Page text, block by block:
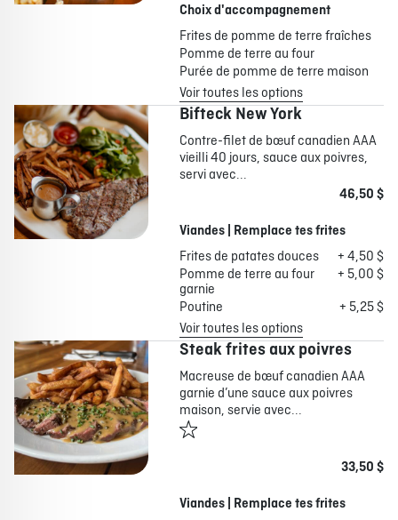
Choix d'accompagnement
Frites de pomme de terre fraîches
Pomme de terre au four
Purée de pomme de terre maison
Voir toutes les options
Bifteck New York
Contre-filet de bœuf canadien AAA
vieilli 40 jours, sauce aux poivres,
servi avec...
46,50 $
Viandes | Remplace tes frites
Frites de patates douces
+ 4,50 $
Pomme de terre au four
garnie
+ 5,00 $
Poutine
+ 5,25 $
Voir toutes les options
Steak frites aux poivres
Macreuse de bœuf canadien AAA
garnie d’une sauce aux poivres
maison, servie avec...
33,50 $
Viandes | Remplace tes frites